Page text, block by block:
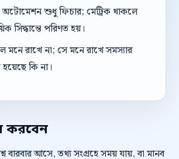
অটোমেশন শুধু ফিচার; মেট্রিক থাকলে
সিদ্ধান্তে পরিণত হয়।
মনে রাখে না; সে মনে রাখে সমস্যার
কি না।
করবেন
বারবার আসে, তথ্য সংগ্রহে সময় যায়, বা মানব